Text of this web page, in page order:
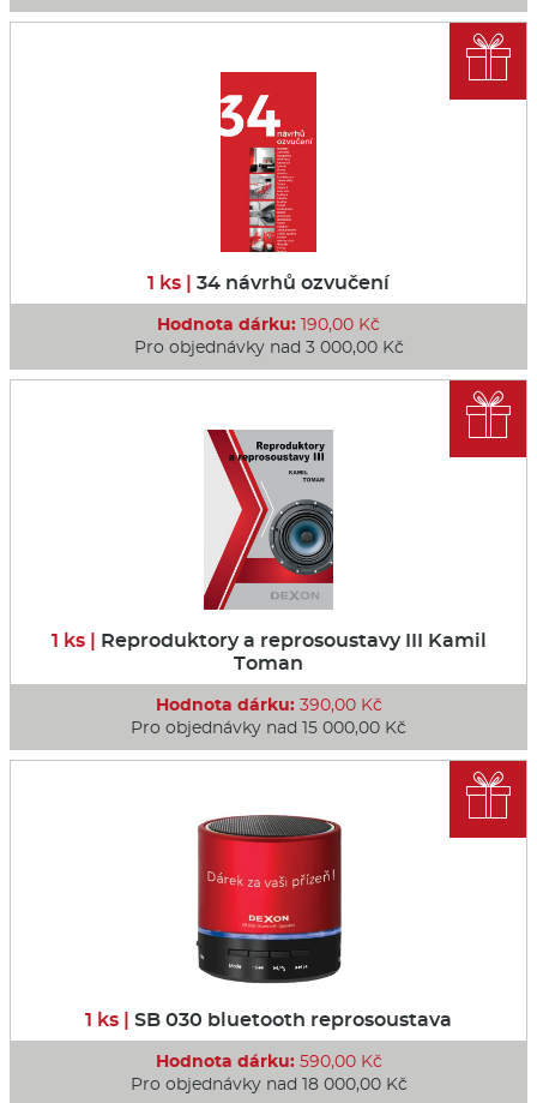
1 ks | 34 návrhů ozvučení
Hodnota dárku: 190,00 Kč
Pro objednávky nad 3 000,00 Kč

1 ks | Reproduktory a reprosoustavy III Kamil
Toman
Hodnota dárku:390,00 Kč
Pro objednávky nad 15 000,00 Kč

1 ks | SB 030 bluetooth reprosoustava
Hodnota dárku:590,00 Kč
Pro objednávky nad 18 000,00 Kč
